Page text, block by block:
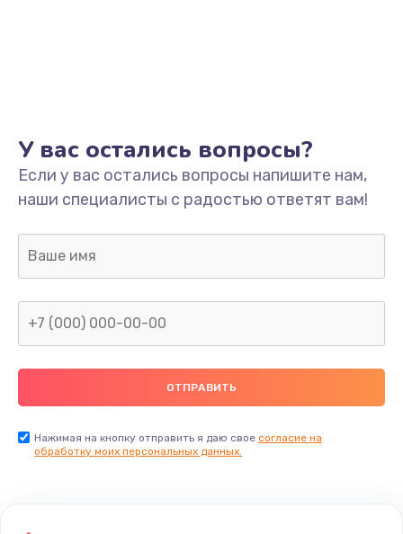
Замена USB порта
1245 руб.
Заказать
Замена звуковой карты
1495 руб.
Заказать
У вас остались вопросы?
Если у вас остались вопросы напишите нам,
наши специалисты с радостью ответят вам!
Нажимая на кнопку отправить я даю свое согласие на
обработку моих персональных данных.